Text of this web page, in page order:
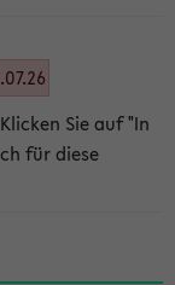
Sie auf "In
für diese